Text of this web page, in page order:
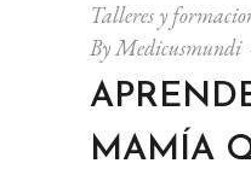
Talleres y
ByMedicusmundi
MAMÍA